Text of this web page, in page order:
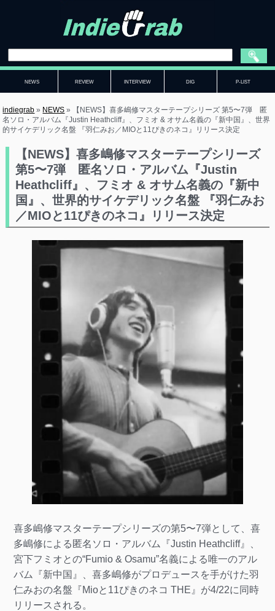
NEWS REVIEW INTERVIEW DIG P-LIST
indiegrab » NEWS »
【NEWS】喜多嶋修マスターテープシリーズ 第5〜7弾 匿
名ソロ・アルバム『Justin Heathcliff』、フミオ & オサム名義の『新中国』、世界
的サイケデリック名盤 『羽仁みお／MIOと11ぴきのネコ』リリース決定
【NEWS】喜多嶋修マスターテープシリーズ
第5〜7弾 匿名ソロ・アルバム『Justin
Heathcliff』、フミオ & オサム名義の『新中
国』、世界的サイケデリック名盤 『羽仁みお
／MIOと11ぴきのネコ』リリース決定
喜多嶋修マスターテープシリーズの第5〜7弾として、喜
多嶋修による匿名ソロ・アルバム『Justin Heathcliff』、
宮下フミオとの“Fumio & Osamu”名義による唯一のアル
バム『新中国』、喜多嶋修がプロデュースを手がけた羽
仁みおの名盤『Mioと11ぴきのネコ THE』が4/22に同時
リリースされる。